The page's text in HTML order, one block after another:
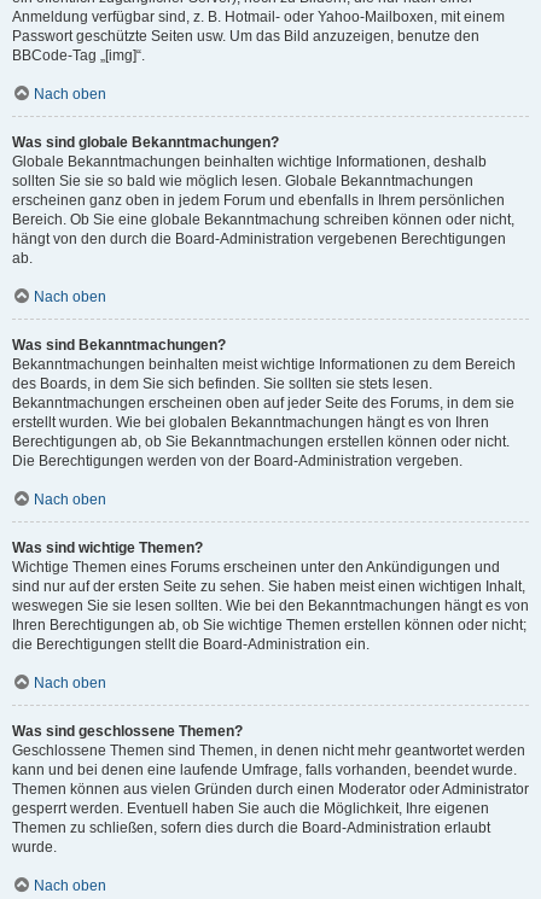
Anmeldung verfügbar sind, z. B. Hotmail- oder Yahoo-Mailboxen, mit einem
Passwort geschützte Seiten usw. Um das Bild anzuzeigen, benutze den
BBCode-Tag „[img]“.
Nach oben
Was sind globale Bekanntmachungen?
Globale Bekanntmachungen beinhalten wichtige Informationen, deshalb
sollten Sie sie so bald wie möglich lesen. Globale Bekanntmachungen
erscheinen ganz oben in jedem Forum und ebenfalls in Ihrem persönlichen
Bereich. Ob Sie eine globale Bekanntmachung schreiben können oder nicht,
hängt von den durch die Board-Administration vergebenen Berechtigungen
ab.
Nach oben
Was sind Bekanntmachungen?
Bekanntmachungen beinhalten meist wichtige Informationen zu dem Bereich
des Boards, in dem Sie sich befinden. Sie sollten sie stets lesen.
Bekanntmachungen erscheinen oben auf jeder Seite des Forums, in dem sie
erstellt wurden. Wie bei globalen Bekanntmachungen hängt es von Ihren
Berechtigungen ab, ob Sie Bekanntmachungen erstellen können oder nicht.
Die Berechtigungen werden von der Board-Administration vergeben.
Nach oben
Was sind wichtige Themen?
Wichtige Themen eines Forums erscheinen unter den Ankündigungen und
sind nur auf der ersten Seite zu sehen. Sie haben meist einen wichtigen Inhalt,
weswegen Sie sie lesen sollten. Wie bei den Bekanntmachungen hängt es von
Ihren Berechtigungen ab, ob Sie wichtige Themen erstellen können oder nicht;
die Berechtigungen stellt die Board-Administration ein.
Nach oben
Was sind geschlossene Themen?
Geschlossene Themen sind Themen, in denen nicht mehr geantwortet werden
kann und bei denen eine laufende Umfrage, falls vorhanden, beendet wurde.
Themen können aus vielen Gründen durch einen Moderator oder Administrator
gesperrt werden. Eventuell haben Sie auch die Möglichkeit, Ihre eigenen
Themen zu schließen, sofern dies durch die Board-Administration erlaubt
wurde.
Nach oben